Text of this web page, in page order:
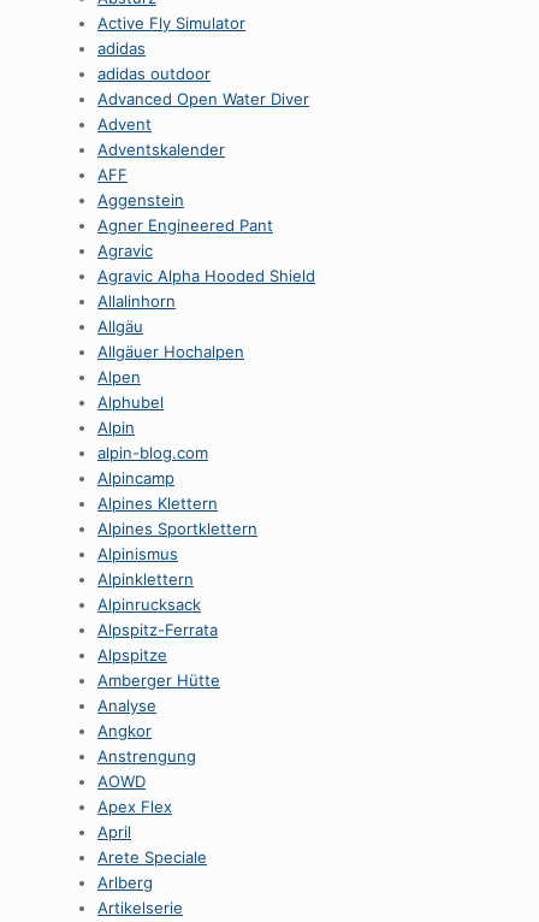
Active Fly Simulator
adidas
adidas outdoor
Advanced Open Water Diver
Advent
Adventskalender
AFF
Aggenstein
Agner Engineered Pant
Agravic
Agravic Alpha Hooded Shield
Allalinhorn
Allgäu
Allgäuer Hochalpen
Alpen
Alphubel
Alpin
alpin-blog.com
Alpincamp
Alpines Klettern
Alpines Sportklettern
Alpinismus
Alpinklettern
Alpinrucksack
Alpspitz-Ferrata
Alpspitze
Amberger Hütte
Analyse
Angkor
Anstrengung
AOWD
Apex Flex
April
Arete Speciale
Arlberg
Artikelserie